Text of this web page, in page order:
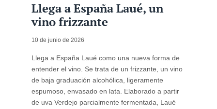
Llega a España Laué, un
vino frizzante
10 de junio de 2026
Llega a España Laué como una nueva forma de
entender el vino. Se trata de un frizzante, un vino
de baja graduación alcohólica, ligeramente
espumoso, envasado en lata. Elaborado a partir
de uva Verdejo parcialmente fermentada, Laué